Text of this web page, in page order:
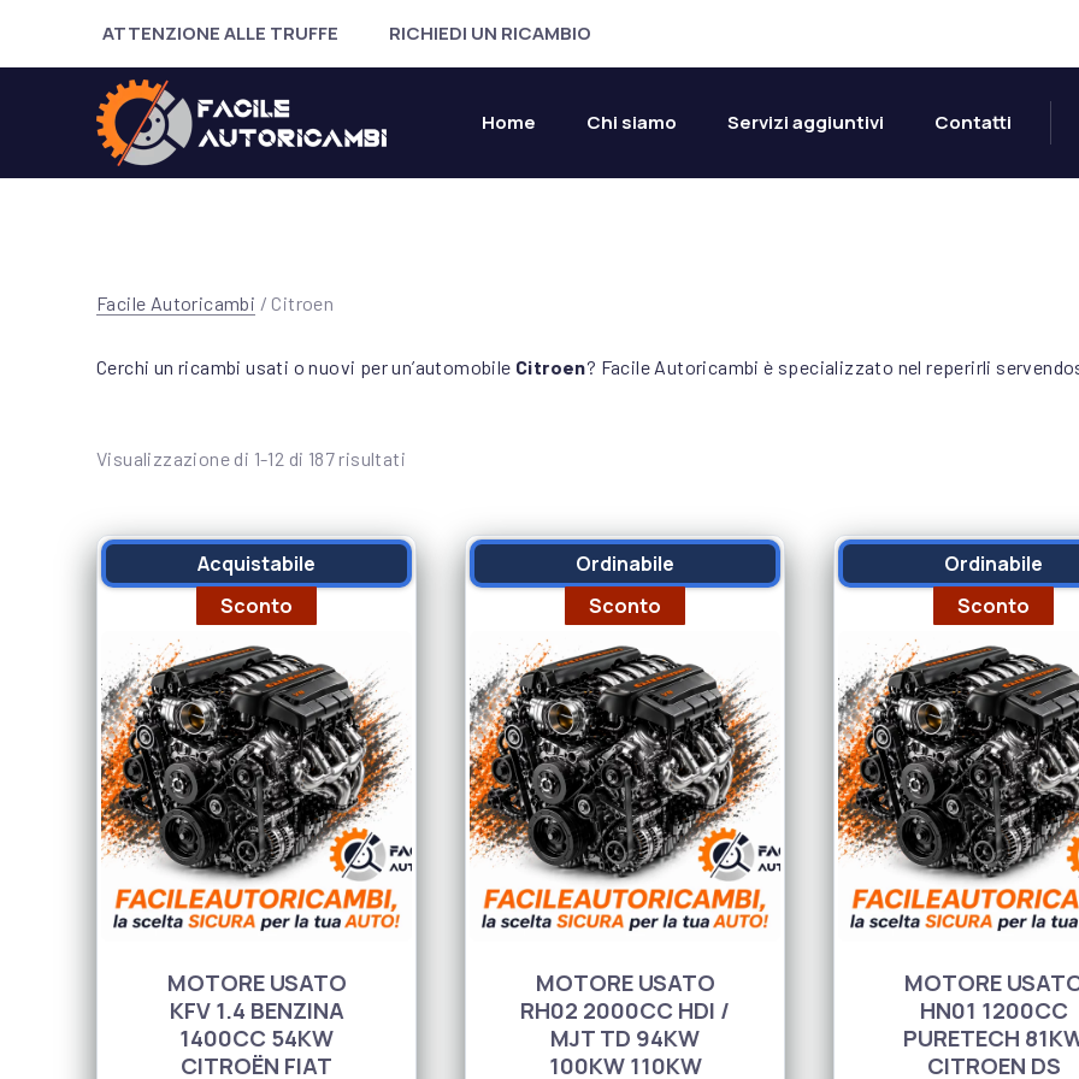
ATTENZIONE ALLE TRUFFE RICHIEDI UN RICAMBIO
Home Chi siamo Servizi aggiuntivi Contatti
C
e
Facile Autoricambi / Citroen
Cerchi un ricambi usati o nuovi per un’automobile Citroen? Facile Autoricambi è specializzato nel reperirli
Visualizzazione di 1-12 di 187 risultati
Acquistabile
Sconto
MOTORE USATO
KFV 1.4 BENZINA
1400CC 54KW
CITROËN FIAT
Ordinabile
Sconto
MOTORE USATO
RH02 2000CC HDI /
MJT TD 94KW
100KW 110KW
Ordinabile
Sconto
MOTORE
HN01 1200CC
PURETECH
CITROEN DS